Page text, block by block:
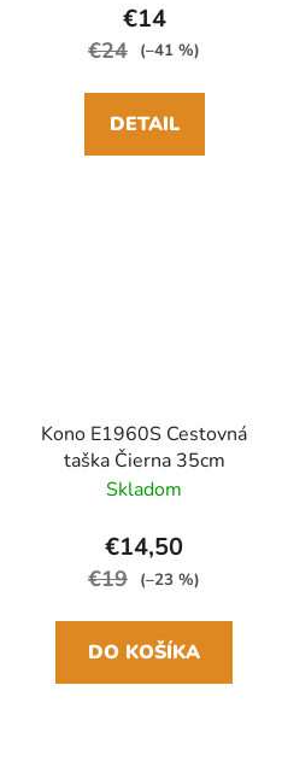
€14
€24 (–41 %)
DETAIL
Kono E1960S Cestovná
taška Čierna 35cm
Skladom
€14,50
€19 (–23 %)
DO KOŠÍKA